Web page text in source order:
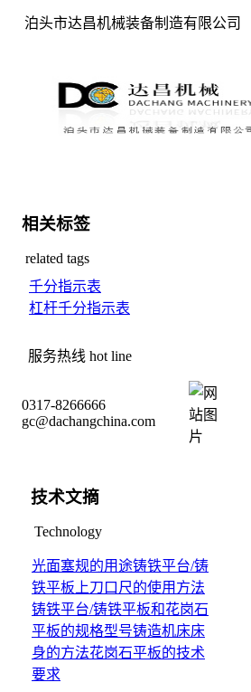
泊头市达昌机械装备制造有限公司
相关标签
related tags
千分指示表
杠杆千分指示表
服务热线 hot line
0317-8266666
gc@dachangchina.com
技术文摘
Technology
光面塞规的用途铸铁平台/铸
铁平板上刀口尺的使用方法
铸铁平台/铸铁平板和花岗石
平板的规格型号铸造机床床
身的方法花岗石平板的技术
要求